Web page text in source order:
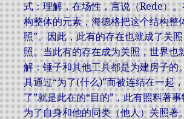
式：理解，在场性，言说（Rede）
构整体的元素，海德格把这个结构整
照”。因此，此有的存在也就成了关
照。当此有的存在成为关照，世界也
解：锤子和其他工具都是为建房子的
具通过“为了(什么)”而被连结在一起
了”就是此在的“目的”，此有照料著
为了自身和他的同类（他人）关照著